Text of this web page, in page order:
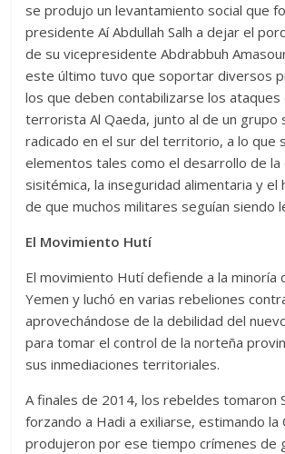
se produjo un levantamiento social que
presidente Aí Abdullah Salh a dejar el
de su vicepresidente Abdrabbuh
este último tuvo que soportar diversos
los que deben contabilizarse los ataques
terrorista Al Qaeda, junto al de un grupo
radicado en el sur del territorio, a lo que
elementos tales como el desarrollo de la
sisitémica, la inseguridad alimentaria y el
de que muchos militares seguían siendo
El Movimiento Hutí
El movimiento Hutí defiende a la minoría
Yemen y luchó en varias rebeliones
aprovechándose de la debilidad del
para tomar el control de la norteña
sus inmediaciones territoriales.
A finales de 2014, los rebeldes tomaron
forzando a Hadi a exiliarse, estimando la
produjeron por ese tiempo crímenes de